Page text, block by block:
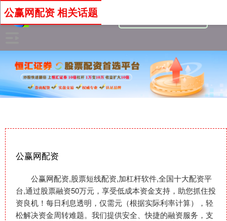
公赢网配资
公赢网配资,股票短线配资,加杠杆软件,全国十大配资平
台,通过股票融资50万元，享受低成本资金支持，助您抓住投
资良机！每日利息透明，仅需元（根据实际利率计算），轻
松解决资金周转难题。我们提供安全、快捷的融资服务，支
公赢网配资 相关话题